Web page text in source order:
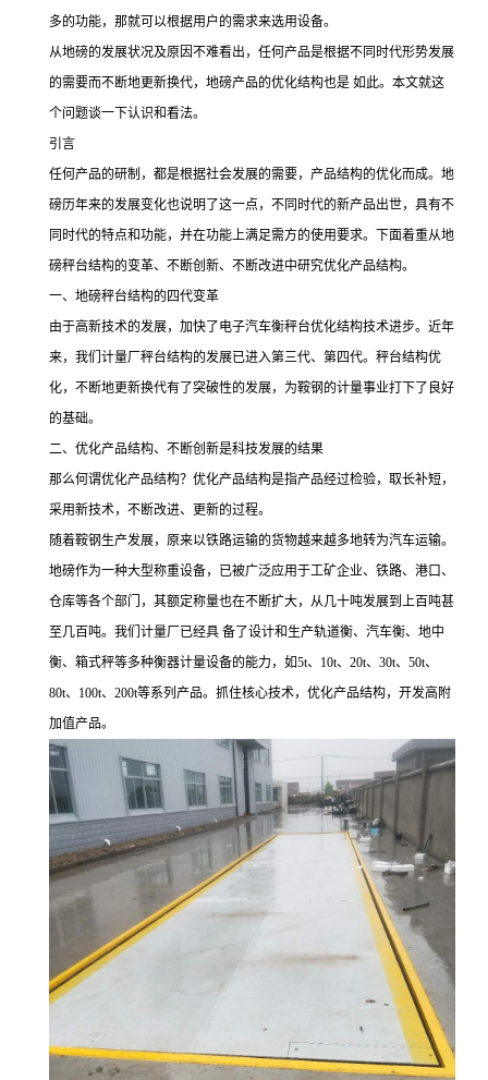
多的功能，那就可以根据用户的需求来选用设备。
从地磅的发展状况及原因不难看出，任何产品是根据不同时代形势发展
的需要而不断地更新换代，地磅产品的优化结构也是 如此。本文就这
个问题谈一下认识和看法。
引言
任何产品的研制，都是根据社会发展的需要，产品结构的优化而成。地
磅历年来的发展变化也说明了这一点，不同时代的新产品出世，具有不
同时代的特点和功能，并在功能上满足需方的使用要求。下面着重从地
磅秤台结构的变革、不断创新、不断改进中研究优化产品结构。
一、地磅秤台结构的四代变革
由于高新技术的发展，加快了电子汽车衡秤台优化结构技术进步。近年
来，我们计量厂秤台结构的发展已进入第三代、第四代。秤台结构优
化，不断地更新换代有了突破性的发展，为鞍钢的计量事业打下了良好
的基础。
二、优化产品结构、不断创新是科技发展的结果
那么何谓优化产品结构？优化产品结构是指产品经过检验，取长补短，
采用新技术，不断改进、更新的过程。
随着鞍钢生产发展，原来以铁路运输的货物越来越多地转为汽车运输。
地磅作为一种大型称重设备，已被广泛应用于工矿企业、铁路、港口、
仓库等各个部门，其额定称量也在不断扩大，从几十吨发展到上百吨甚
至几百吨。我们计量厂已经具 备了设计和生产轨道衡、汽车衡、地中
衡、箱式秤等多种衡器计量设备的能力，如5t、10t、20t、30t、50t、
80t、100t、200t等系列产品。抓住核心技术，优化产品结构，开发高附
加值产品。